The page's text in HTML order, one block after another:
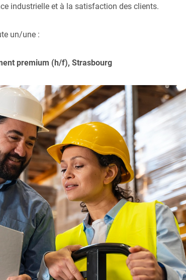
industrielle et à la satisfaction des clients.
un/une :
premium (h/f), Strasbourg